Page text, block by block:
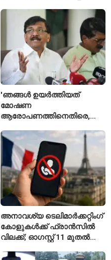
'ഞങ്ങൾ ഉയർത്തിയത്
മോഷണ
ആരോപണത്തിനെതിരെ,
റിജിജുവിന് മറുപടിയുമായി
സഞ്ജയ് റാവത്ത്
അനാവശ്യ ടെലിമാർക്കറ്റിംഗ്
കോളുകൾക്ക് ഫ്രാൻസിൽ
വിലക്ക്; ഓഗസ്റ്റ് 11 മുതൽ